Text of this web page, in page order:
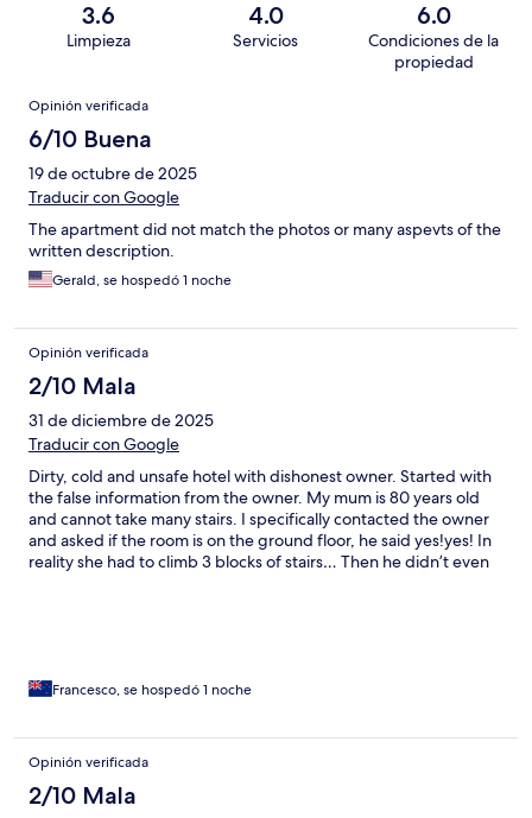
3.6
Limpieza
4.0
Servicios
6.0
Condiciones de la
propiedad
Opiniones
Opinión verificada
6/10 Buena
19 de octubre de 2025
Traducir con Google
The apartment did not match the photos or many aspevts of the
written description.
Gerald, se hospedó 1 noche
Opinión verificada
2/10 Mala
31 de diciembre de 2025
Traducir con Google
Dirty, cold and unsafe hotel with dishonest owner. Started with
the false information from the owner. My mum is 80 years old
and cannot take many stairs. I specifically contacted the owner
and asked if the room is on the ground floor, he said yes!yes! In
reality she had to climb 3 blocks of stairs… Then he didn’t even
and spent a horrible night there, woken up all with the flu
are not staying for another night and asked for the refund - he
said it’s impossible with Expedia booking). He came to convince
us that it was very hot - he was saying it to 3 ladies sitting there
fully dressed with a blankets on top of us… Pictures didn’t match
Francesco, se hospedó 1 noche
Opinión verificada
2/10 Mala